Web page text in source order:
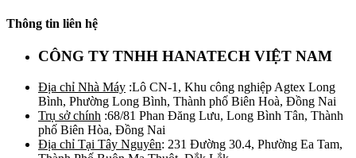
Thông tin liên hệ
CÔNG TY TNHH HANATECH VIỆT NAM
Địa chỉ Nhà Máy :Lô CN-1, Khu công nghiệp Agtex Long
Bình, Phường Long Bình, Thành phố Biên Hoà, Đồng Nai
Trụ sở chính :68/81 Phan Đăng Lưu, Long Bình Tân, Thành
phố Biên Hòa, Đồng Nai
Địa chỉ Tại Tây Nguyên: 231 Đường 30.4, Phường Ea Tam,